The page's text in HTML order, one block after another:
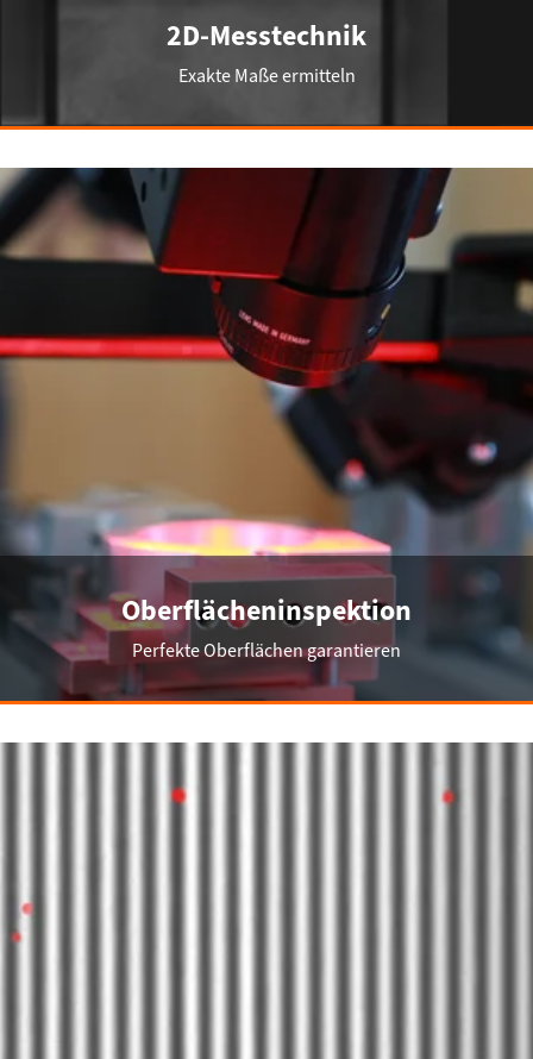
2D-Messtechnik
Exakte Maße ermitteln
Oberflächeninspektion
Perfekte Oberflächen garantieren